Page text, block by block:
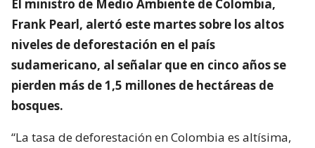
El ministro de Medio Ambiente de Colombia,
Frank Pearl, alertó este martes sobre los altos
niveles de deforestación en el país
sudamericano, al señalar que en cinco años se
pierden más de 1,5 millones de hectáreas de
bosques.
“La tasa de deforestación en Colombia es altísima,